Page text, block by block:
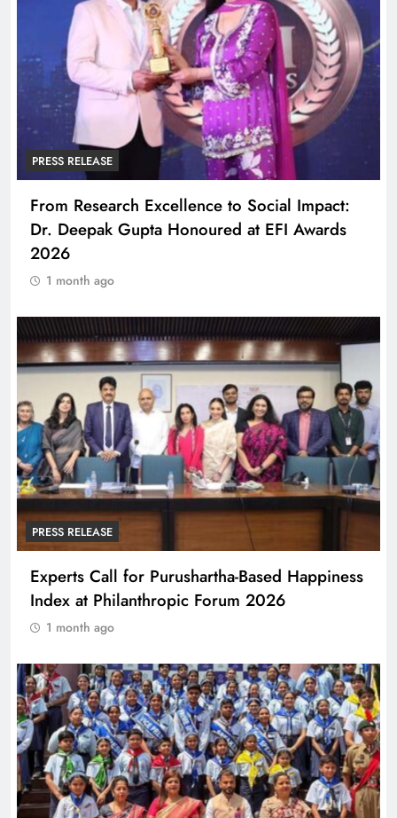
PRESS RELEASE
From Research Excellence to Social Impact:
Dr. Deepak Gupta Honoured at EFI Awards
2026
1 month ago
PRESS RELEASE
Experts Call for Purushartha-Based Happiness
Index at Philanthropic Forum 2026
1 month ago